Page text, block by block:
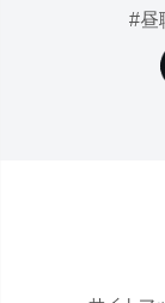
#昼